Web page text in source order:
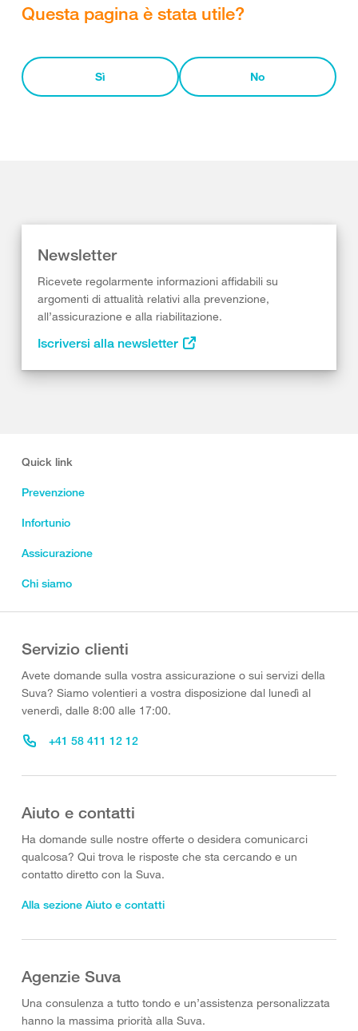
Questa pagina è stata utile?
Sì No
Newsletter
Ricevete regolarmente informazioni affidabili su
argomenti di attualità relativi alla prevenzione,
all’assicurazione e alla riabilitazione.
Iscriversi alla newsletter
Quick link
Prevenzione
Infortunio
Assicurazione
Chi siamo
Servizio clienti
Avete domande sulla vostra assicurazione o sui servizi della
Suva? Siamo volentieri a vostra disposizione dal lunedì al
venerdì, dalle 8:00 alle 17:00.
+41 58 411 12 12
Aiuto e contatti
Ha domande sulle nostre offerte o desidera comunicarci
qualcosa? Qui trova le risposte che sta cercando e un
contatto diretto con la Suva.
Alla sezione Aiuto e contatti
Agenzie Suva
Una consulenza a tutto tondo e un’assistenza personalizzata
hanno la massima priorità alla Suva.